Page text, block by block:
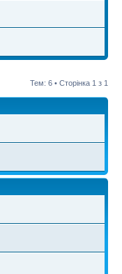
Тем: 6 • Сторінка 1 з 1